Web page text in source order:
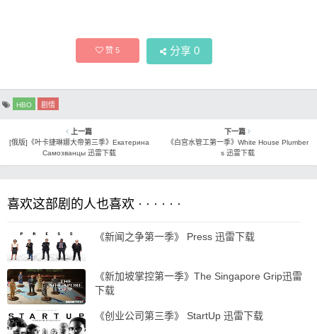
赞5 分享 0
HBO 剧情
上一篇
[俄版]《叶卡捷琳娜大帝第三季》Екатерина
Самозванцы 迅雷下载
下一篇
《白宫水管工第一季》White House Plumber
s 迅雷下载
喜欢这部剧的人也喜欢 · · · · · ·
《新闻之争第一季》 Press 迅雷下载
《新加坡掌控第一季》The Singapore Grip迅雷
下载
《创业公司第三季》 StartUp 迅雷下载